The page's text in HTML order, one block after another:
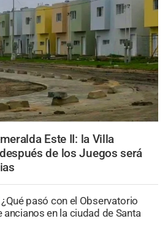
Este II: la Villa
de los Juegos será
¿Qué pasó con el Observatorio
en la ciudad de Santa